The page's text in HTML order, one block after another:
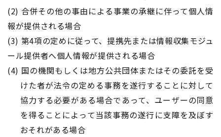
(2) 合併その他の事由による事業の承継に伴って個人情
報が提供される場合
(3) 第4項の定めに従って、提携先または情報収集モジュ
ール提供者へ個人情報が提供される場合
(4) 国の機関もしくは地方公共団体またはその委託を受
けた者が法令の定める事務を遂行することに対して
協力する必要がある場合であって、ユーザーの同意
を得ることによって当該事務の遂行に支障を及ぼす
おそれがある場合